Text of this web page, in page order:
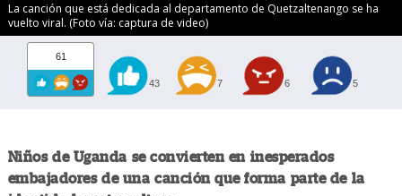
La canción que está dedicada al departamento de Quetzaltenango se ha
vuelto viral. (Foto vía: captura de video)
61
43 7 6 5
Niños de Uganda se convierten en inesperados
embajadores de una canción que forma parte de la